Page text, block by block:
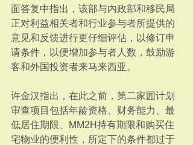
面答复中指出，该部与内政部和移民局
正对利益相关者和行业参与者所提供的
意见和反馈进行更仔细评估，以修订申
请条件，以便增加参与者人数，鼓励游
客和外国投资者来马来西亚。
许金汉指出，在此之前，第二家园计划
审查项目包括年龄资格、财务能力、最
低居住期限、MM2H持有期限和购买住
宅物业的便利性，所定下的条件都过于